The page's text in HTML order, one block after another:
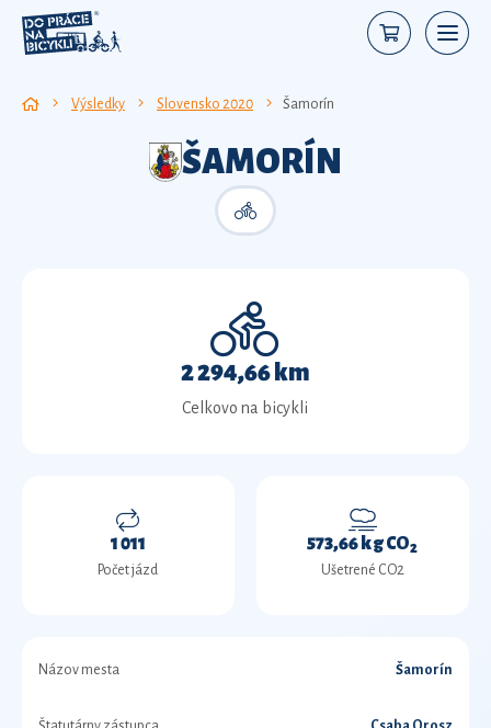
Výsledky Slovensko 2020 Šamorín
ŠAMORÍN
2 294,66 km
Celkovo na bicykli
1 011
Počet jázd
573,66 kg CO2
Ušetrené CO2
Názov mesta Šamorín